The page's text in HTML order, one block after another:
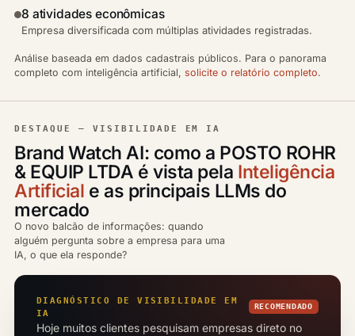
8 atividades econômicas
Empresa diversificada com múltiplas atividades registradas.
Análise baseada em dados cadastrais públicos. Para o panorama
completo com inteligência artificial, solicite o relatório completo.
DESTAQUE — VISIBILIDADE EM IA
Brand Watch AI: como a POSTO ROHR
& EQUIP LTDA é vista pela Inteligência
Artificial e as principais LLMs do
mercado
O novo balcão de informações: quando
alguém pergunta sobre a empresa para uma
IA, o que ela responde?
DIAGNÓSTICO DE VISIBILIDADE EM
IA
RECOMENDADO
Hoje muitos clientes pesquisam empresas direto no